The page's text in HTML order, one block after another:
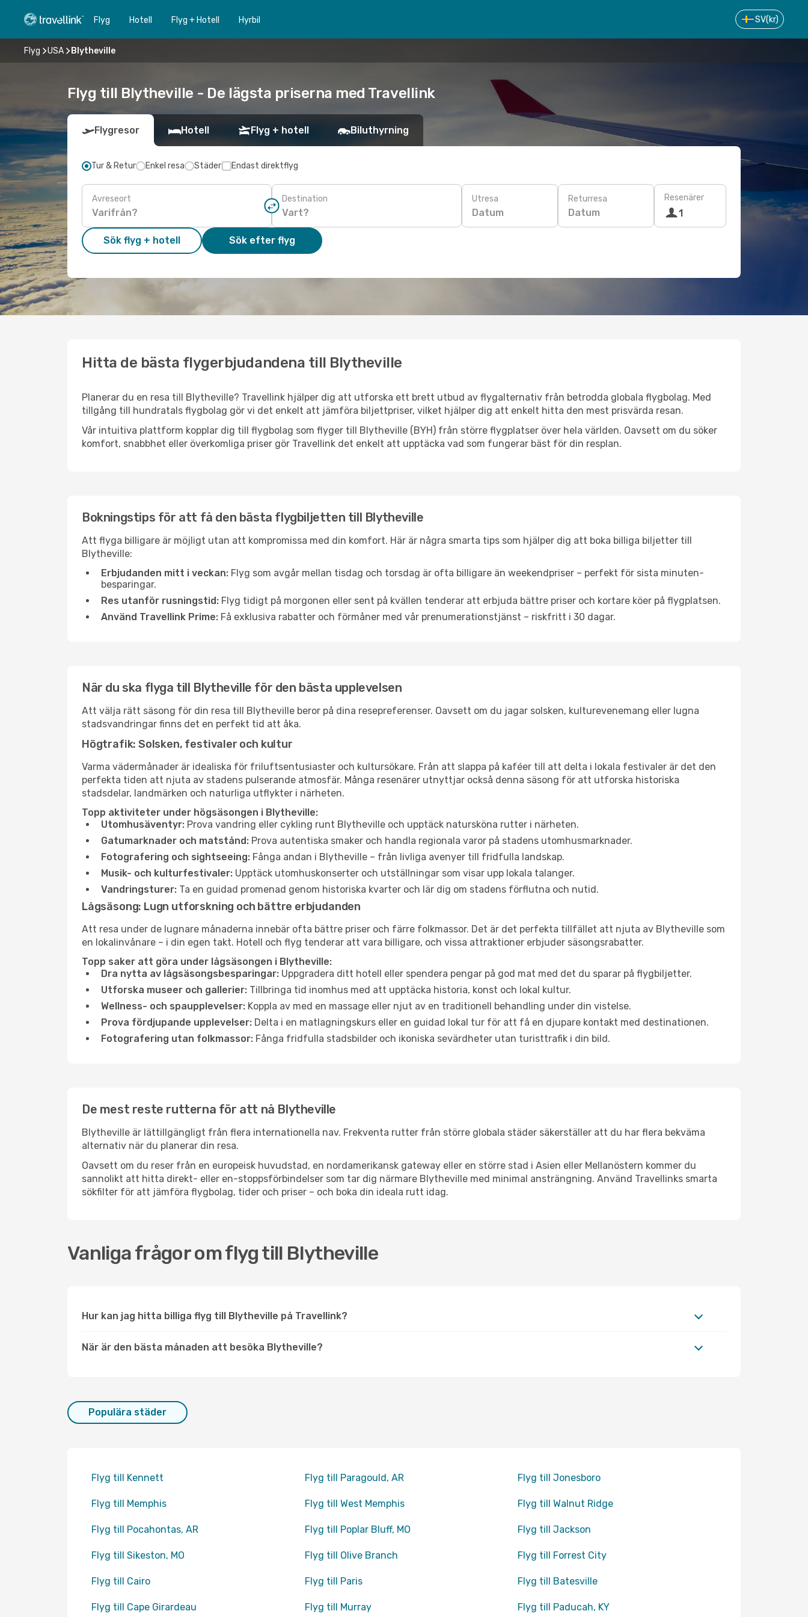
Flyg Hotell Flyg + Hotell Hyrbil SV(kr)
Flyg USA Blytheville
Flyg till Blytheville - De lägsta priserna med Travellink
Flygresor Hotell Flyg + hotell Biluthyrning
Tur & Retur Enkel resa Städer Endast direktflyg
Avreseort Destination Utresa
Datum
Returresa
Datum
Resenärer
1
Sök flyg + hotell Sök efter flyg
Hitta de bästa flygerbjudandena till Blytheville
Planerar du en resa till Blytheville? Travellink hjälper dig att utforska ett brett utbud av flygalternativ från betrodda globala flygbolag. Med
tillgång till hundratals flygbolag gör vi det enkelt att jämföra biljettpriser, vilket hjälper dig att enkelt hitta den mest prisvärda resan.
Vår intuitiva plattform kopplar dig till flygbolag som flyger till Blytheville (BYH) från större flygplatser över hela världen. Oavsett om du söker
komfort, snabbhet eller överkomliga priser gör Travellink det enkelt att upptäcka vad som fungerar bäst för din resplan.
Bokningstips för att få den bästa flygbiljetten till Blytheville
Att flyga billigare är möjligt utan att kompromissa med din komfort. Här är några smarta tips som hjälper dig att boka billiga biljetter till
Blytheville:
Erbjudanden mitt i veckan: Flyg som avgår mellan tisdag och torsdag är ofta billigare än weekendpriser – perfekt för sista minuten-
besparingar.
Res utanför rusningstid: Flyg tidigt på morgonen eller sent på kvällen tenderar att erbjuda bättre priser och kortare köer på flygplatsen.
Använd Travellink Prime: Få exklusiva rabatter och förmåner med vår prenumerationstjänst – riskfritt i 30 dagar.
När du ska flyga till Blytheville för den bästa upplevelsen
Att välja rätt säsong för din resa till Blytheville beror på dina resepreferenser. Oavsett om du jagar solsken, kulturevenemang eller lugna
stadsvandringar finns det en perfekt tid att åka.
Högtrafik: Solsken, festivaler och kultur
Varma vädermånader är idealiska för friluftsentusiaster och kultursökare. Från att slappa på kaféer till att delta i lokala festivaler är det den
perfekta tiden att njuta av stadens pulserande atmosfär. Många resenärer utnyttjar också denna säsong för att utforska historiska
stadsdelar, landmärken och naturliga utflykter i närheten.
Topp aktiviteter under högsäsongen i Blytheville:
Utomhusäventyr: Prova vandring eller cykling runt Blytheville och upptäck natursköna rutter i närheten.
Gatumarknader och matstånd: Prova autentiska smaker och handla regionala varor på stadens utomhusmarknader.
Fotografering och sightseeing: Fånga andan i Blytheville – från livliga avenyer till fridfulla landskap.
Musik- och kulturfestivaler: Upptäck utomhuskonserter och utställningar som visar upp lokala talanger.
Vandringsturer: Ta en guidad promenad genom historiska kvarter och lär dig om stadens förflutna och nutid.
Lågsäsong: Lugn utforskning och bättre erbjudanden
Att resa under de lugnare månaderna innebär ofta bättre priser och färre folkmassor. Det är det perfekta tillfället att njuta av Blytheville som
en lokalinvånare – i din egen takt. Hotell och flyg tenderar att vara billigare, och vissa attraktioner erbjuder säsongsrabatter.
Topp saker att göra under lågsäsongen i Blytheville:
Dra nytta av lågsäsongsbesparingar: Uppgradera ditt hotell eller spendera pengar på god mat med det du sparar på flygbiljetter.
Utforska museer och gallerier: Tillbringa tid inomhus med att upptäcka historia, konst och lokal kultur.
Wellness- och spaupplevelser: Koppla av med en massage eller njut av en traditionell behandling under din vistelse.
Prova fördjupande upplevelser: Delta i en matlagningskurs eller en guidad lokal tur för att få en djupare kontakt med destinationen.
Fotografering utan folkmassor: Fånga fridfulla stadsbilder och ikoniska sevärdheter utan turisttrafik i din bild.
De mest reste rutterna för att nå Blytheville
Blytheville är lättillgängligt från flera internationella nav. Frekventa rutter från större globala städer säkerställer att du har flera bekväma
alternativ när du planerar din resa.
Oavsett om du reser från en europeisk huvudstad, en nordamerikansk gateway eller en större stad i Asien eller Mellanöstern kommer du
sannolikt att hitta direkt- eller en-stoppsförbindelser som tar dig närmare Blytheville med minimal ansträngning. Använd Travellinks smarta
sökfilter för att jämföra flygbolag, tider och priser – och boka din ideala rutt idag.
Vanliga frågor om flyg till Blytheville
Hur kan jag hitta billiga flyg till Blytheville på Travellink?
När är den bästa månaden att besöka Blytheville?
Populära städer
Flyg till Kennett Flyg till Paragould, AR Flyg till Jonesboro
Flyg till Memphis Flyg till West Memphis Flyg till Walnut Ridge
Flyg till Pocahontas, AR Flyg till Poplar Bluff, MO Flyg till Jackson
Flyg till Sikeston, MO Flyg till Olive Branch Flyg till Forrest City
Flyg till Cairo Flyg till Paris Flyg till Batesville
Flyg till Cape Girardeau Flyg till Murray Flyg till Paducah, KY